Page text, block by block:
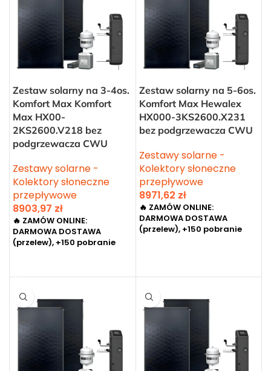
Zestaw solarny na 3-4os.
Komfort Max Komfort
Max HX00-
2KS2600.V218 bez
podgrzewacza CWU
Zestawy solarne -
Kolektory słoneczne
przepływowe
8903,97 zł
🔥 ZAMÓW ONLINE:
DARMOWA DOSTAWA
(przelew), +150 pobranie
Zestaw solarny na 5-6os.
Komfort Max Hewalex
HX000-3KS2600.X231
bez podgrzewacza CWU
Zestawy solarne -
Kolektory słoneczne
przepływowe
8971,62 zł
🔥 ZAMÓW ONLINE:
DARMOWA DOSTAWA
(przelew), +150 pobranie